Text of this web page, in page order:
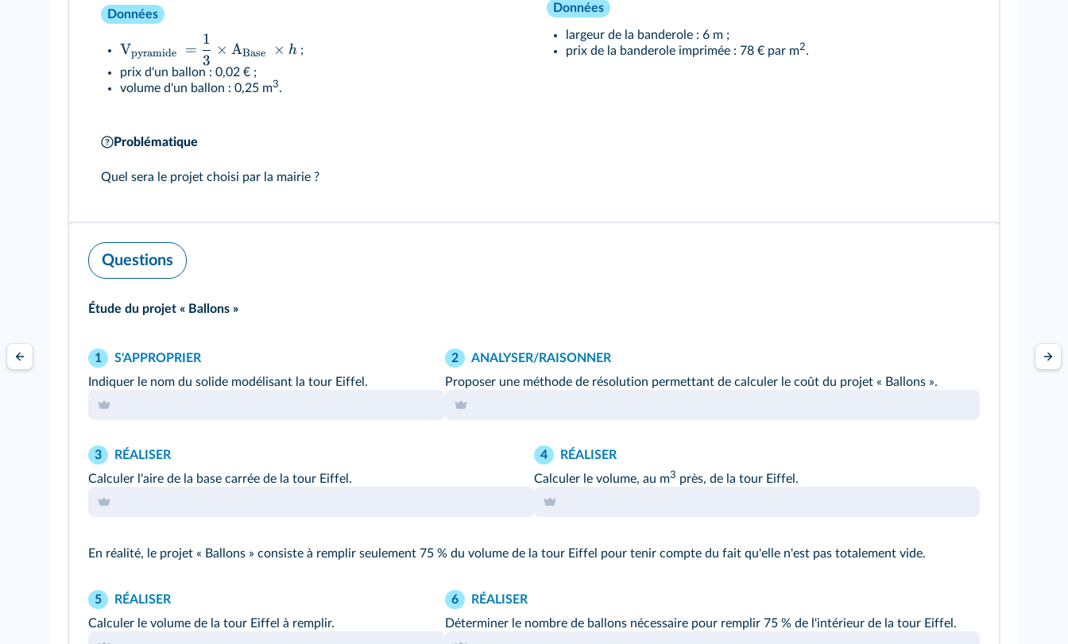
Données
Vpyramide =
3
1
× ABase × h;
prix d'un ballon : 0,02 € ;
volume d'un ballon : 0,25 m3.
Données
largeur de la banderole : 6 m ;
prix de la banderole imprimée : 78 € par m2.
Problématique
Quel sera le projet choisi par la mairie ?
Questions
Étude du projet « Ballons »
1
S'APPROPRIER
Indiquer le nom du solide modélisant la tour Eiffel.
2
ANALYSER/RAISONNER
Proposer une méthode de résolution permettant de calculer le coût du projet « Ballons ».
3
RÉALISER
Calculer l'aire de la base carrée de la tour Eiffel.
4
RÉALISER
Calculer le volume, au m3 près, de la tour Eiffel.
En réalité, le projet « Ballons » consiste à remplir seulement 75 % du volume de la tour Eiffel pour tenir compte du fait qu'elle n'est pas totalement vide.
5
RÉALISER
Calculer le volume de la tour Eiffel à remplir.
6
RÉALISER
Déterminer le nombre de ballons nécessaire pour remplir 75 % de l'intérieur de la tour Eiffel.